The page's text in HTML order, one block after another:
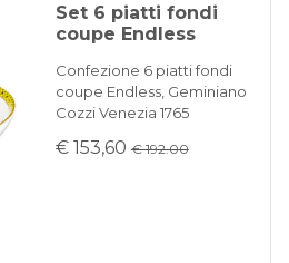
Set 6 piatti fondi
coupe Endless
Confezione 6 piatti fondi
coupe Endless, Geminiano
Cozzi Venezia 1765
€ 153,60 € 192.00